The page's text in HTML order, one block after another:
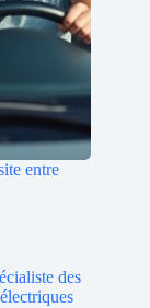
entre
des